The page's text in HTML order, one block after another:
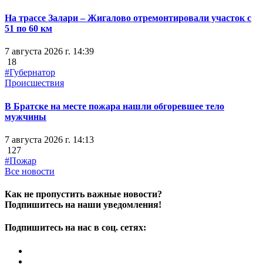
На трассе Залари – Жигалово отремонтировали участок с
51 по 60 км
7 августа 2026 г. 14:39
18
#Губернатор
Происшествия
В Братске на месте пожара нашли обгоревшее тело
мужчины
7 августа 2026 г. 14:13
127
#Пожар
Все новости
Как не пропустить важные новости?
Подпишитесь на наши уведомления!
Подпишитесь на нас в соц. сетях: